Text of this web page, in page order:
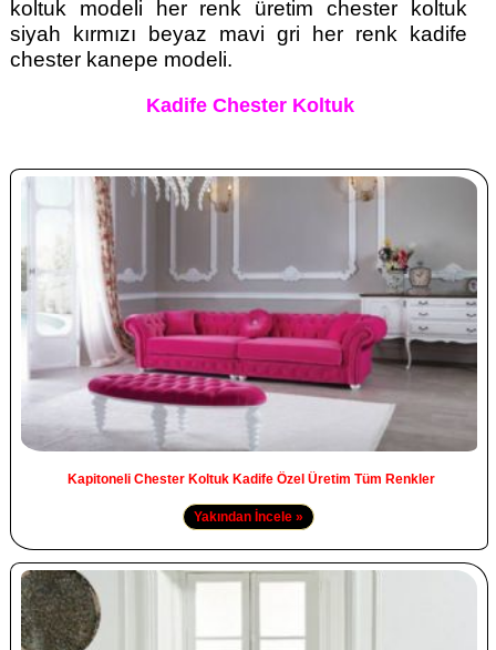
koltuk modeli her renk üretim chester koltuk
siyah kırmızı beyaz mavi gri her renk kadife
chester kanepe modeli.
Kadife Chester Koltuk
Kapitoneli Chester Koltuk Kadife Özel Üretim Tüm Renkler
Yakından İncele »